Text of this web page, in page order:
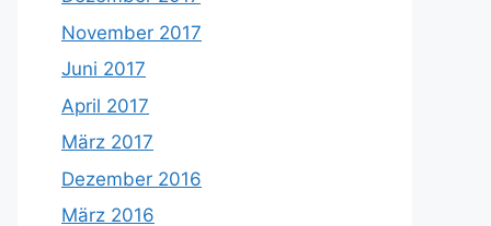
November 2017
Juni 2017
April 2017
März 2017
Dezember 2016
März 2016